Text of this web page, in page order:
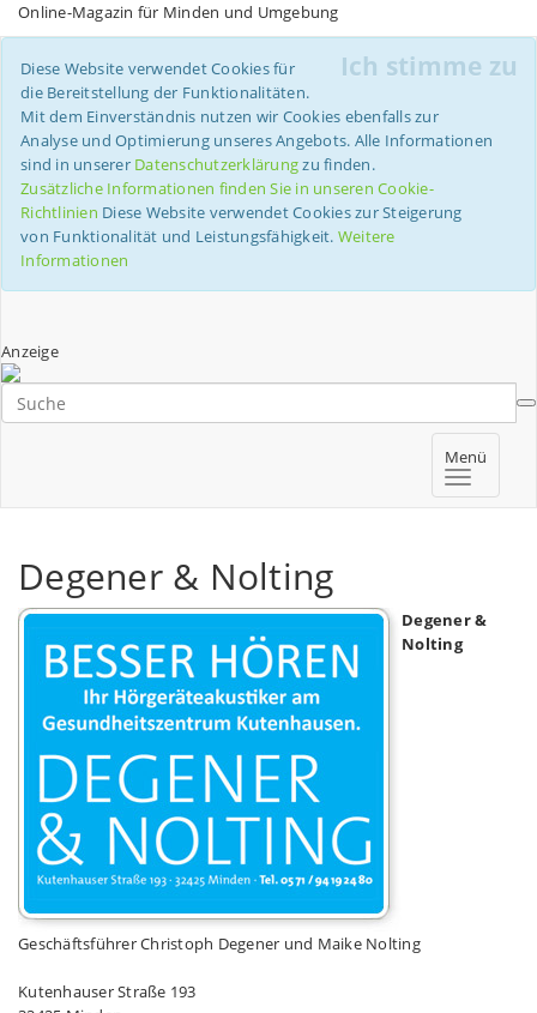
Online-Magazin für Minden und Umgebung
Ich stimme zu
Diese Website verwendet Cookies für
die Bereitstellung der Funktionalitäten.
Mit dem Einverständnis nutzen wir Cookies ebenfalls zur
Analyse und Optimierung unseres Angebots. Alle Informationen
sind in unserer Datenschutzerklärungzu finden.
Zusätzliche Informationen finden Sie in unseren Cookie-
Richtlinien Diese Website verwendet Cookies zur Steigerung
von Funktionalität und Leistungsfähigkeit. Weitere
Informationen
Anzeige
Menü
Degener & Nolting
Degener &
Nolting
Geschäftsführer Christoph Degener und Maike Nolting
Kutenhauser Straße 193